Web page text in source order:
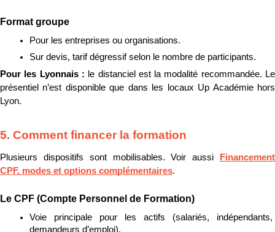
Format groupe
Pour les entreprises ou organisations.
Sur devis, tarif dégressif selon le nombre de participants.
Pour les Lyonnais : le distanciel est la modalité recommandée. Le
présentiel n’est disponible que dans les locaux Up Académie hors
Lyon.
5. Comment financer la formation
Plusieurs dispositifs sont mobilisables. Voir aussi
Financement
CPF, modes et options complémentaires.
Le CPF (Compte Personnel de Formation)
Voie principale pour les actifs (salariés, indépendants,
demandeurs d’emploi).